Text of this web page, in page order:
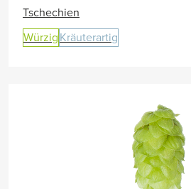
Tschechien
Würzig Kräuterartig